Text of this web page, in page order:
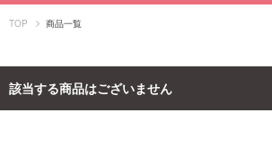
カテゴリから探す
TOP 商品一覧
該当する商品はございません